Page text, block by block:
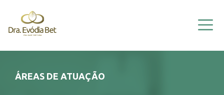
HOME
EVÓDIA BET
A CLÍNICA
ÁREAS DE ATUAÇÃO